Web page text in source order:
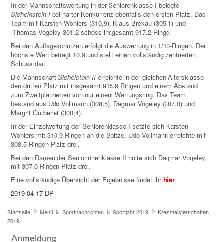
In der Mannschaftswertung in der Seniorenklasse I belegte
Sichelnstein I bei harter Konkurrenz ebenfalls den ersten Platz. Das
Team mit Karsten Wohlers (310,9), Klaus Brekau (305,1) und
Thomas Vogeley 301,2 schoss insgesamt 917,2 Ringe.
Bei den Auflageschützen erfolgt die Auswertung in 1/10-Ringen. Der
höchste Wert beträgt 10,9 und stellt einen vollständig zentrierten
Schuss dar.
Die Mannschaft Sichelstein II erreichte in der gleichen Altersklasse
den dritten Platz mit insgesamt 915,9 Ringen und einem Abstand
zum Zweitplatzierten von nur einem Wertungsring. Das Team
bestand aus Udo Vollmann (308,5), Dagmar Vogeley (307,0) und
Margrit Gutberlet (300,4).
In der Einzelwertung der Seniorenklasse I setzte sich Karsten
Wohlers mit 310,9 Ringen an die Spitze, Udo Vollmann erreichte mit
308,5 Ringen Platz drei.
Bei den Damen der Seniorinnenklasse II holte sich Dagmar Vogeley
mit 307,0 Ringen Platz drei.
Eine vollständige Übersicht der Ergebnisse findet ihrhier
2019-04-17 DP
Startseite Menü Sportnachrichten Sportjahr 2019
Kreismeisterschaften
2019
Anmeldung